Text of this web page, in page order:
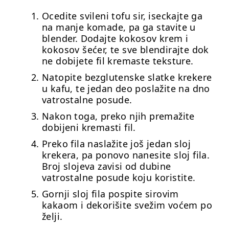
Ocedite svileni tofu sir, iseckajte ga
na manje komade, pa ga stavite u
blender. Dodajte kokosov krem i
kokosov šećer, te sve blendirajte dok
ne dobijete fil kremaste teksture.
Natopite bezglutenske slatke krekere
u kafu, te jedan deo poslažite na dno
vatrostalne posude.
Nakon toga, preko njih premažite
dobijeni kremasti fil.
Preko fila naslažite još jedan sloj
krekera, pa ponovo nanesite sloj fila.
Broj slojeva zavisi od dubine
vatrostalne posude koju koristite.
Gornji sloj fila pospite sirovim
kakaom i dekorišite svežim voćem po
želji.